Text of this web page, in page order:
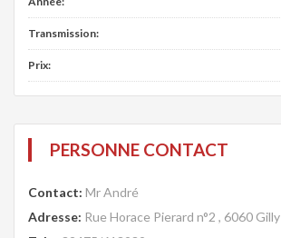
Transmission:
Prix:
PERSONNE CONTACT
Contact: Mr André
Adresse: Rue Horace Pierard n°2 , 6060 Gilly